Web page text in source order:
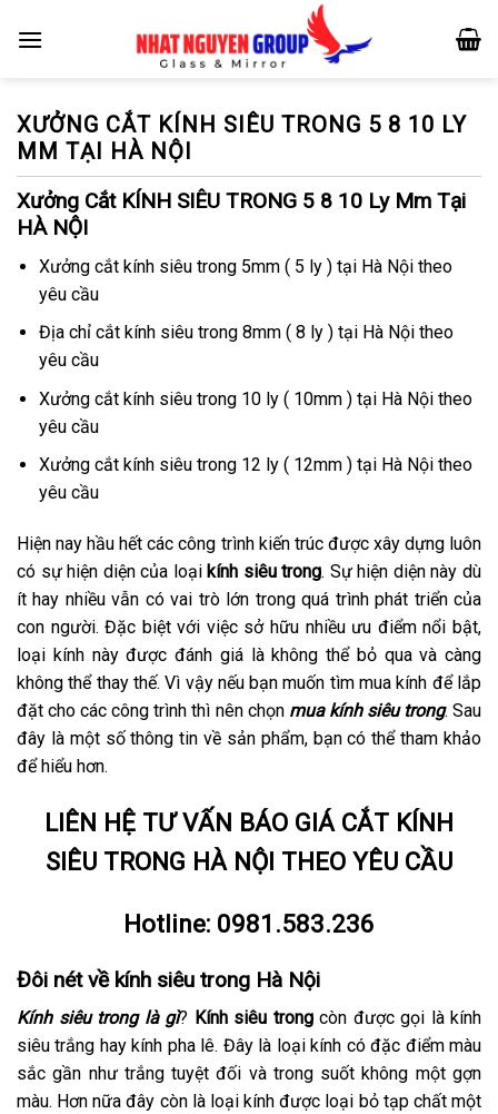
XƯỞNG CẮT KÍNH SIÊU TRONG 5 8 10 LY
MM TẠI HÀ NỘI
Xưởng Cắt KÍNH SIÊU TRONG 5 8 10 Ly Mm Tại
HÀ NỘI
Xưởng cắt kính siêu trong 5mm ( 5 ly ) tại Hà Nội theo
yêu cầu
Địa chỉ cắt kính siêu trong 8mm ( 8 ly ) tại Hà Nội theo
yêu cầu
Xưởng cắt kính siêu trong 10 ly ( 10mm ) tại Hà Nội theo
yêu cầu
Xưởng cắt kính siêu trong 12 ly ( 12mm ) tại Hà Nội theo
yêu cầu
Hiện nay hầu hết các công trình kiến trúc được xây dựng luôn
có sự hiện diện của loại kính siêu trong. Sự hiện diện này dù
ít hay nhiều vẫn có vai trò lớn trong quá trình phát triển của
con người. Đặc biệt với việc sở hữu nhiều ưu điểm nổi bật,
loại kính này được đánh giá là không thể bỏ qua và càng
không thể thay thế. Vì vậy nếu bạn muốn tìm mua kính để lắp
đặt cho các công trình thì nên chọn mua kính siêu trong. Sau
đây là một số thông tin về sản phẩm, bạn có thể tham khảo
để hiểu hơn.
LIÊN HỆ TƯ VẤN BÁO GIÁ CẮT KÍNH
SIÊU TRONG HÀ NỘI THEO YÊU CẦU
Hotline: 0981.583.236
Đôi nét về kính siêu trong Hà Nội
Kính siêu trong là gì? Kính siêu trongcòn được gọi là kính
siêu trắng hay kính pha lê. Đây là loại kính có đặc điểm màu
sắc gần như trắng tuyệt đối và trong suốt không một gợn
màu. Hơn nữa đây còn là loại kính được loại bỏ tạp chất một